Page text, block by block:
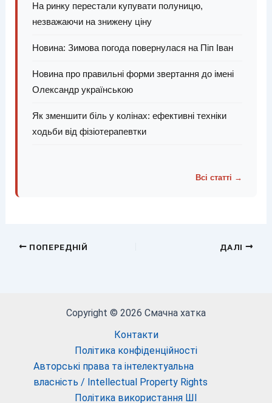
На ринку перестали купувати полуницю,
незважаючи на знижену ціну
Новина: Зимова погода повернулася на Піп Іван
Новина про правильні форми звертання до імені
Олександр українською
Як зменшити біль у колінах: ефективні техніки
ходьби від фізіотерапевтки
Всі статті →
ПОПЕРЕДНІЙ ДАЛІ
Copyright © 2026 Смачна хатка
Контакти
Політика конфіденційності
Авторські права та інтелектуальна
власність / Intellectual Property Rights
Політика використання ШІ